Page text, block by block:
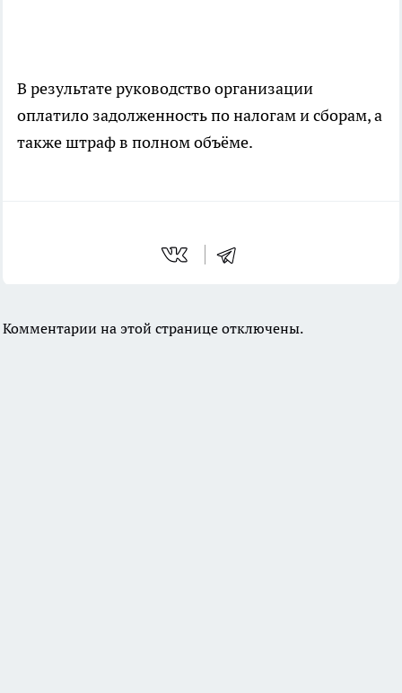
В результате руководство организации
оплатило задолженность по налогам и сборам, а
также штраф в полном объёме.
Комментарии на этой странице отключены.